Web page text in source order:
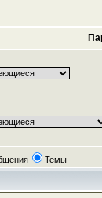
Темы